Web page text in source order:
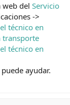
web del Servicio
->
técnico en
transporte
técnico en
ayudar.